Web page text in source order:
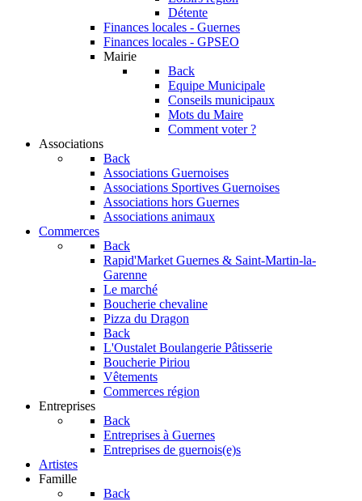
Détente
Finances locales - Guernes
Finances locales - GPSEO
Mairie
Back
Equipe Municipale
Conseils municipaux
Mots du Maire
Comment voter ?
Associations
Back
Associations Guernoises
Associations Sportives Guernoises
Associations hors Guernes
Associations animaux
Commerces
Back
Rapid'Market Guernes & Saint-Martin-la-
Garenne
Le marché
Boucherie chevaline
Pizza du Dragon
Back
L'Oustalet Boulangerie Pâtisserie
Boucherie Piriou
Vêtements
Commerces région
Entreprises
Back
Entreprises à Guernes
Entreprises de guernois(e)s
Artistes
Famille
Back